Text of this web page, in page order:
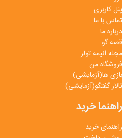
پنل کاربری
تماس با ما
درباره ما
قصه گو
مجله انیمه تولز
فروشگاه من
بازی ها(آزمایشی)
تالار گفتگو(آزمایشی)
راهنما خرید
راهنمای خرید